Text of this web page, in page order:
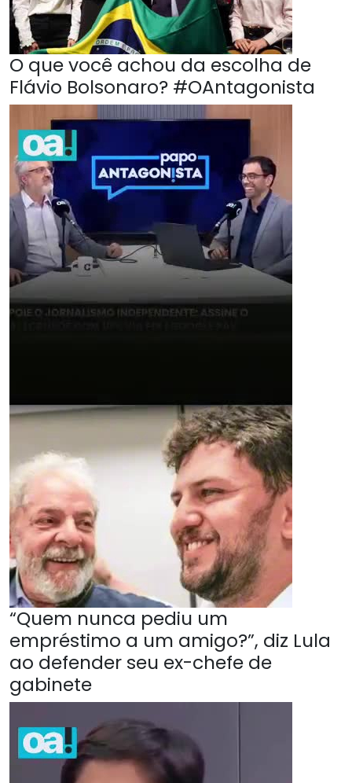
O que você achou da escolha de
Flávio Bolsonaro? #OAntagonista
“Quem nunca pediu um
empréstimo a um amigo?”, diz Lula
ao defender seu ex-chefe de
gabinete